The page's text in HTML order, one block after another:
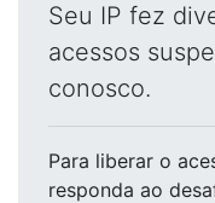
Seu IP fez
acessos
conosco.
Para liberar o
responda ao